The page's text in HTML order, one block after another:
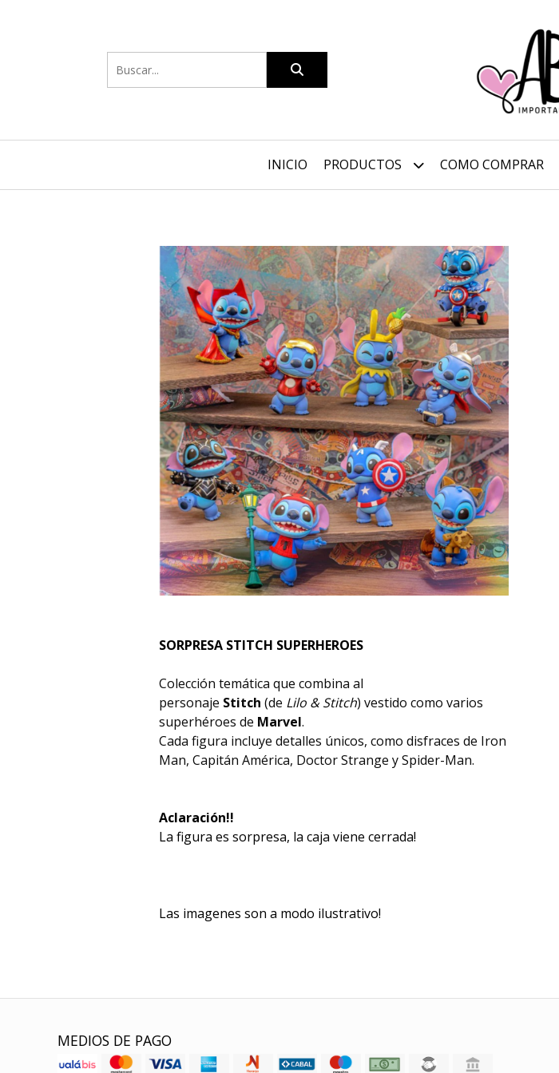
INICIO PRODUCTOS COMO COMPRAR
SORPRESA STITCH SUPERHEROES
Colección temática que combina al
personaje Stitch (de Lilo & Stitch) vestido como varios
superhéroes de Marvel.
Cada figura incluye detalles únicos, como disfraces de Iron
Man, Capitán América, Doctor Strange y Spider-Man.
Aclaración!!
La figura es sorpresa, la caja viene cerrada!
Las imagenes son a modo ilustrativo!
MEDIOS DE PAGO